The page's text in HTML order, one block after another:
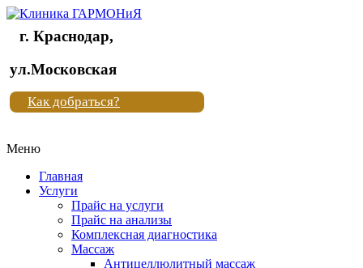
Клиника
"Новая
жизнь"
Клиника
жизнь"
г. Краснодар,
ул.Московская
Как добраться?
Меню
Главная
Услуги
Прайс на услуги
Прайс на анализы
Комплексная диагностика
Массаж
Антицеллюлитный массаж